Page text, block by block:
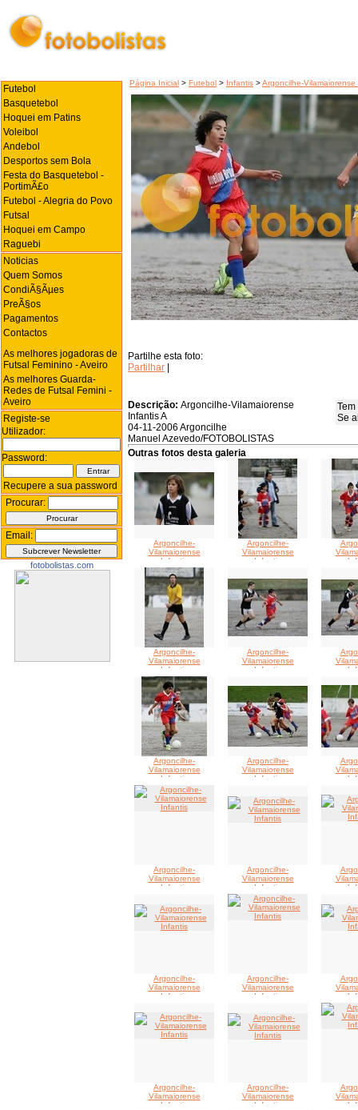
Página Inicial > Futebol > Infantis >Argoncilhe-Vilamaiorense
Partilhe esta foto:
Partilhar
Descrição: Argoncilhe-Vilamaiorense
Infantis A
04-11-2006 Argoncilhe
Manuel Azevedo/FOTOBOLISTAS
Se
Outras fotos desta galeria
Argoncilhe-
Vilamaiorense
Infantis
Argoncilhe-
Vilamaiorense
Infantis
Argoncilhe-
Vilamaiorense
Infantis
Argoncilhe-
Vilamaiorense
Infantis
Argoncilhe-
Vilamaiorense
Infantis
Argoncilhe-
Vilamaiorense
Infantis
Argoncilhe-
Vilamaiorense
Infantis
Argoncilhe-
Vilamaiorense
Infantis
Argoncilhe-
Vilamaiorense
Infantis
Argoncilhe-
Vilamaiorense
Infantis
Argoncilhe-
Vilamaiorense
Infantis
Argoncilhe-
Vilamaiorense
Infantis
Futebol
Basquetebol
Hoquei em Patins
Voleibol
Andebol
Desportos sem Bola
Festa do Basquetebol -
PortimÃ£o
Futebol - Alegria do Povo
Futsal
Hoquei em Campo
Raguebi
Noticias
Quem Somos
CondiÃ§Ãµes
PreÃ§os
Pagamentos
Contactos
As melhores jogadoras de
Futsal Feminino - Aveiro
As melhores Guarda-
Redes de Futsal Femini -
Aveiro
Registe-se
Utilizador:
Password:
Recupere a sua password
Procurar:
Email:
fotobolistas.com